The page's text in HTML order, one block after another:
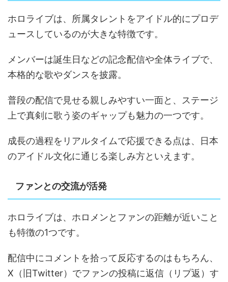
ホロライブは、所属タレントをアイドル的にプロデ
ュースしているのが大きな特徴です。
メンバーは誕生日などの記念配信や全体ライブで、
本格的な歌やダンスを披露。
普段の配信で見せる親しみやすい一面と、ステージ
上で真剣に歌う姿のギャップも魅力の一つです。
成長の過程をリアルタイムで応援できる点は、日本
のアイドル文化に通じる楽しみ方といえます。
ファンとの交流が活発
ホロライブは、ホロメンとファンの距離が近いこと
も特徴の1つです。
配信中にコメントを拾って反応するのはもちろん、
X（旧Twitter）でファンの投稿に返信（リプ返）す